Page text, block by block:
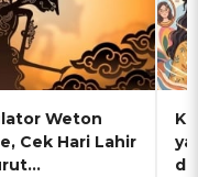
Weton
Cek Hari Lahir